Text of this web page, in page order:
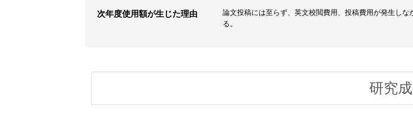
次年度使用額が生じた理由
論文投稿には至らず、英文校閲費用、投稿費用が発生し
る。
研究